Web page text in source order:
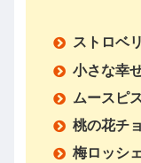
ストロベ
小さな幸
ムースピ
桃の花チ
梅ロッシ